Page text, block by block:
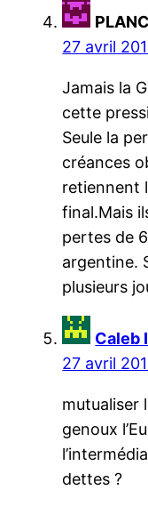
27 avril
Jamais la
cette
Seule la
créances
retiennent
final.Mais
pertes de
argentine.
plusieurs
Caleb
27 avril
mutualiser
genoux
dettes ?